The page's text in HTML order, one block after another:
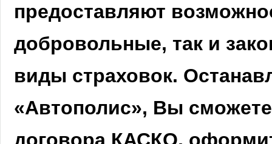
предоставляют
добровольные, так и
виды страховок.
«Автополис», Вы